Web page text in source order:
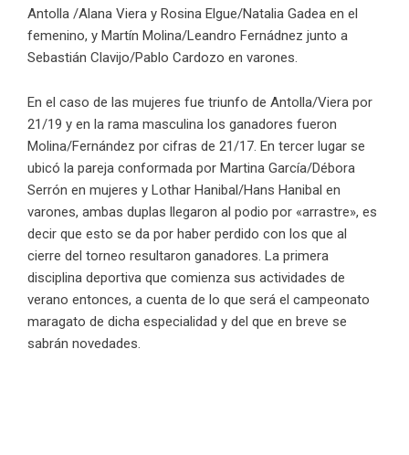
Antolla /Alana Viera y Rosina Elgue/Natalia Gadea en el
femenino, y Martín Molina/Leandro Fernádnez junto a
Sebastián Clavijo/Pablo Cardozo en varones.
En el caso de las mujeres fue triunfo de Antolla/Viera por
21/19 y en la rama masculina los ganadores fueron
Molina/Fernández por cifras de 21/17. En tercer lugar se
ubicó la pareja conformada por Martina García/Débora
Serrón en mujeres y Lothar Hanibal/Hans Hanibal en
varones, ambas duplas llegaron al podio por «arrastre», es
decir que esto se da por haber perdido con los que al
cierre del torneo resultaron ganadores. La primera
disciplina deportiva que comienza sus actividades de
verano entonces, a cuenta de lo que será el campeonato
maragato de dicha especialidad y del que en breve se
sabrán novedades.